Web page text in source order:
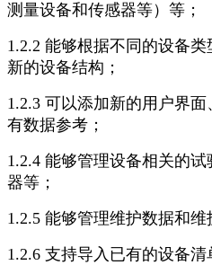
测量设备和传感器等）等；
1.2.2 能够根据不同的设备
新的设备结构；
1.2.3 可以添加新的用户界面
有数据参考；
1.2.4 能够管理设备相关的
器等；
1.2.5 能够管理维护数据和维
1.2.6 支持导入已有的设备清